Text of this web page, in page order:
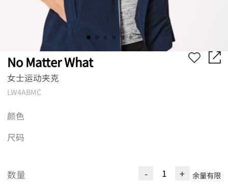
No Matter What
女士运动夹克
LW4ABMC
颜色
尺码
数量 - + 余量有限